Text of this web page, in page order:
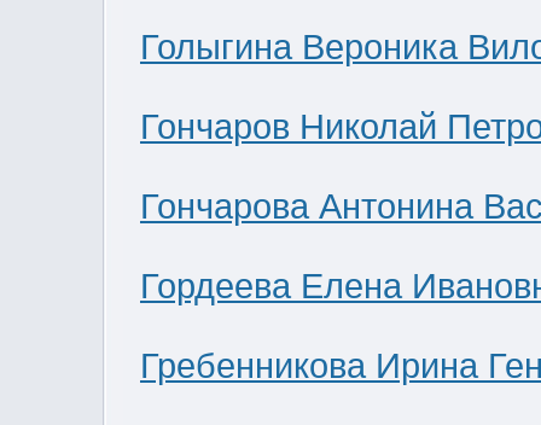
Голыгина Вероника
Гончаров Николай
Гончарова Антонина
Гордеева Елена
Гребенникова Ирина